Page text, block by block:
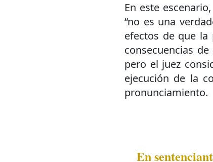
En este
“no es una
efectos de que la
consecuencias
pero el juez
ejecución de la
pronunciamiento.
En